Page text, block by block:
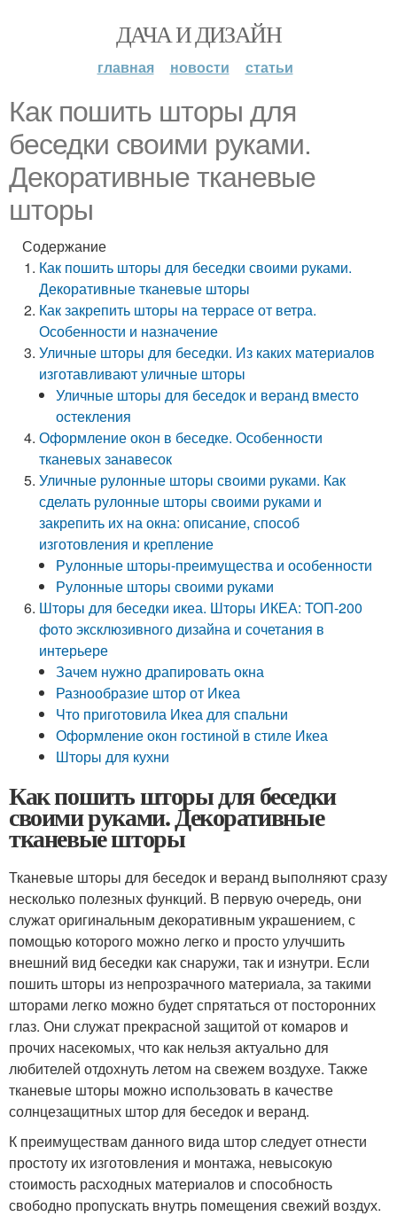
ДАЧА И ДИЗАЙН
главная новости статьи
Как пошить шторы для
беседки своими руками.
Декоративные тканевые
шторы
Содержание
Как пошить шторы для беседки своими руками.
Декоративные тканевые шторы
Как закрепить шторы на террасе от ветра.
Особенности и назначение
Уличные шторы для беседки. Из каких материалов
изготавливают уличные шторы
Уличные шторы для беседок и веранд вместо
остекления
Оформление окон в беседке. Особенности
тканевых занавесок
Уличные рулонные шторы своими руками. Как
сделать рулонные шторы своими руками и
закрепить их на окна: описание, способ
изготовления и крепление
Рулонные шторы-преимущества и особенности
Рулонные шторы своими руками
Шторы для беседки икеа. Шторы ИКЕА: ТОП-200
фото эксклюзивного дизайна и сочетания в
интерьере
Зачем нужно драпировать окна
Разнообразие штор от Икеа
Что приготовила Икеа для спальни
Оформление окон гостиной в стиле Икеа
Шторы для кухни
Как пошить шторы для беседки
своими руками. Декоративные
тканевые шторы
Тканевые шторы для беседок и веранд выполняют сразу
несколько полезных функций. В первую очередь, они
служат оригинальным декоративным украшением, с
помощью которого можно легко и просто улучшить
внешний вид беседки как снаружи, так и изнутри. Если
пошить шторы из непрозрачного материала, за такими
шторами легко можно будет спрятаться от посторонних
глаз. Они служат прекрасной защитой от комаров и
прочих насекомых, что как нельзя актуально для
любителей отдохнуть летом на свежем воздухе. Также
тканевые шторы можно использовать в качестве
солнцезащитных штор для беседок и веранд.
К преимуществам данного вида штор следует отнести
простоту их изготовления и монтажа, невысокую
стоимость расходных материалов и способность
свободно пропускать внутрь помещения свежий воздух.